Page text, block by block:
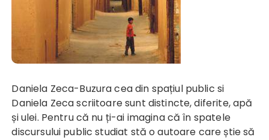
Daniela Zeca-Buzura cea din spațiul public si
Daniela Zeca scriitoare sunt distincte, diferite, apă
și ulei. Pentru că nu ți-ai imagina că în spatele
discursului public studiat stă o autoare care știe să